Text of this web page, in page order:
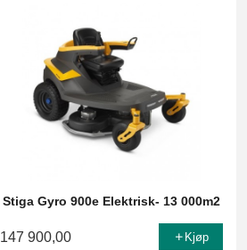
Stiga Gyro 900e Elektrisk- 13 000m2
147 900,00 Kjøp